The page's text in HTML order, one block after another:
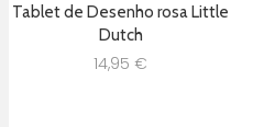
Tablet de Desenho rosa Little
Dutch
14,95 €